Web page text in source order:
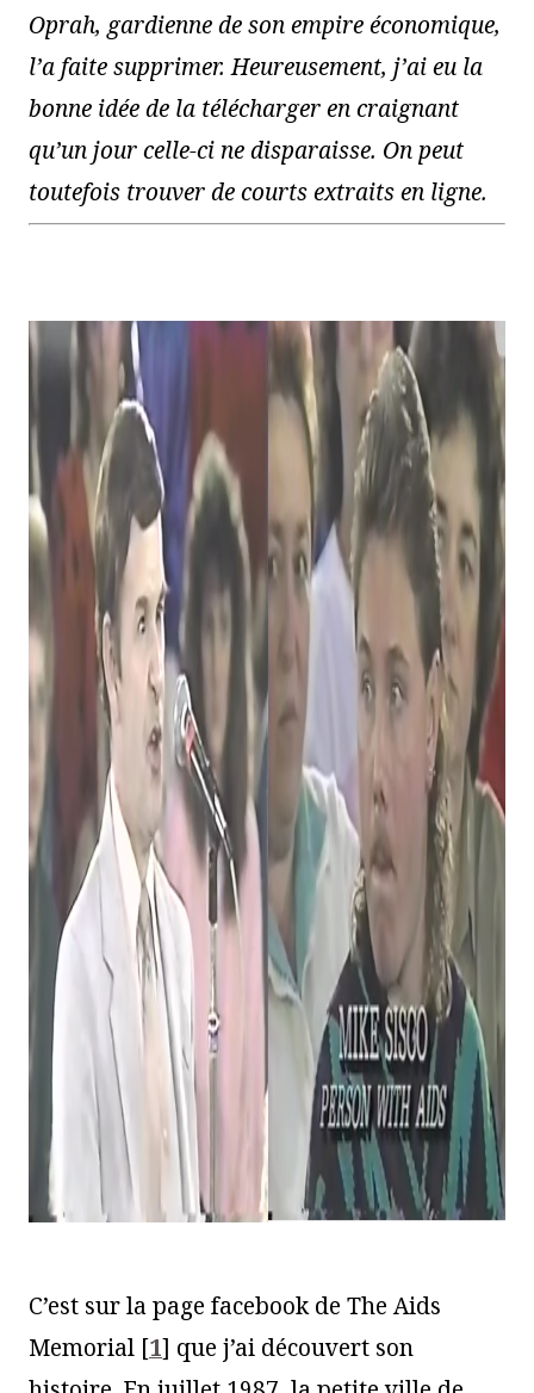
Oprah, gardienne de son empire économique,
l’a faite supprimer. Heureusement, j’ai eu la
bonne idée de la télécharger en craignant
qu’un jour celle-ci ne disparaisse. On peut
toutefois trouver de courts extraits en ligne.
C’est sur la page facebook de The Aids
Memorial [1] que j’ai découvert son